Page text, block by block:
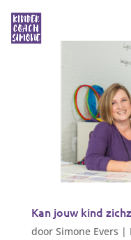
Kan jouw kind
door Simone Evers |